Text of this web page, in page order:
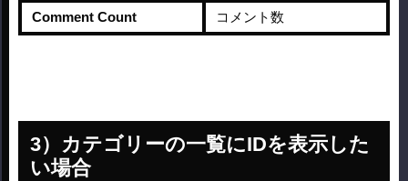
Comment Count コメント数
カテゴリーの一覧にIDを表示した
い場合